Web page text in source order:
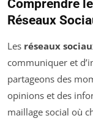
Comprendre
Réseaux
Les réseaux
communiquer et
partageons des
opinions et des
maillage social où